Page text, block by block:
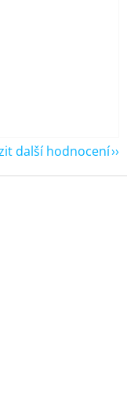
hvězdiček.
další hodnocení